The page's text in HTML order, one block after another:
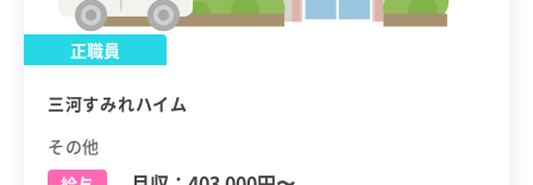
正職員
三河すみれハイム
その他